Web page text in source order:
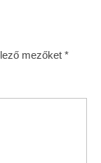
mezőket *